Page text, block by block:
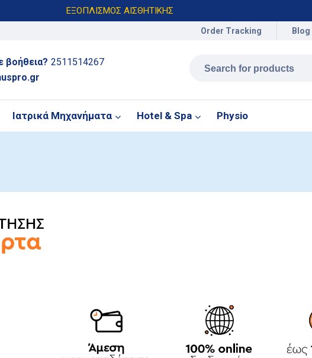
ΕΞΟΠΛΙΣΜΟΣ ΑΙΣΘΗΤΙΚΗΣ
Order Tracking Blog
βοήθεια? 2511514267
Ιατρικά Μηχανήματα Hotel & Spa Physio